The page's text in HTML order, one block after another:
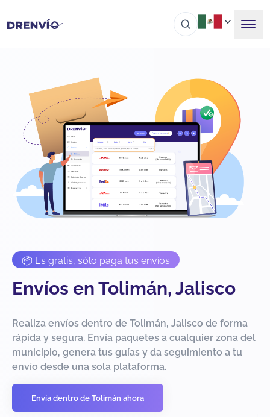
📦 Es gratis, sólo paga tus envíos
Envíos en Tolimán, Jalisco
Realiza envíos dentro de Tolimán, Jalisco de forma
rápida y segura. Envía paquetes a cualquier zona del
municipio, genera tus guías y da seguimiento a tu
envío desde una sola plataforma.
Envía dentro de Tolimán ahora